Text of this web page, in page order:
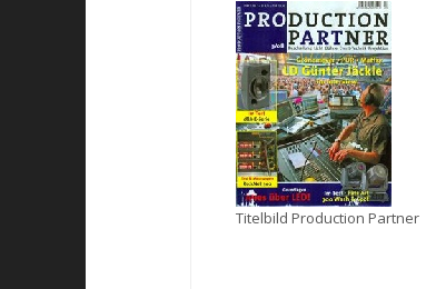
Titelbild Production Partner